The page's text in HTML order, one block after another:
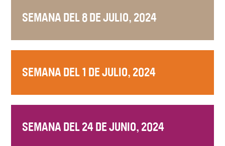
SEMANA DEL 8 DE JULIO, 2024
SEMANA DEL 1 DE JULIO, 2024
SEMANA DEL 24 DE JUNIO, 2024